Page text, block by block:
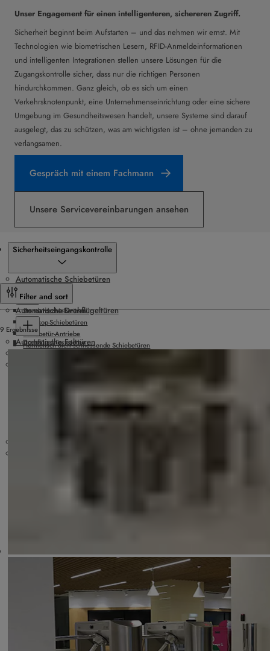
Unser Engagement für einen intelligenteren, sichereren Zugriff.
Sicherheit beginnt beim Aufstarten – und das nehmen wir ernst. Mit
Technologien wie biometrischen Lesern, RFID-Anmeldeinformationen
und intelligenten Integrationen stellen unsere Lösungen für die
Zugangskontrolle sicher, dass nur die richtigen Personen
hindurchkommen. Ganz gleich, ob es sich um einen
Verkehrsknotenpunkt, eine Unternehmenseinrichtung oder eine sichere
Umgebung im Gesundheitswesen handelt, unsere Systeme sind darauf
ausgelegt, das zu schützen, was am wichtigsten ist – ohne jemanden zu
verlangsamen.
Gespräch mit einem Fachmann
Unsere Servicevereinbarungen ansehen
Sicherheitseingangskontrolle
Automatische Schiebetüren
Standardschiebetüren
Teleskop-Schiebetüren
Schiebetür-Antriebe
Hermetisch dicht-schliessende Schiebetüren
Automatische Drehflügeltüren
Drehflügeltürsysteme
Drehflügeltürantrieb
Drehflügeltürantrieb im Boden
Automatische Falttüren
Karusselltüren
Sicherheitseingangskontrolle
Filter and sort
9 Ergebnisse